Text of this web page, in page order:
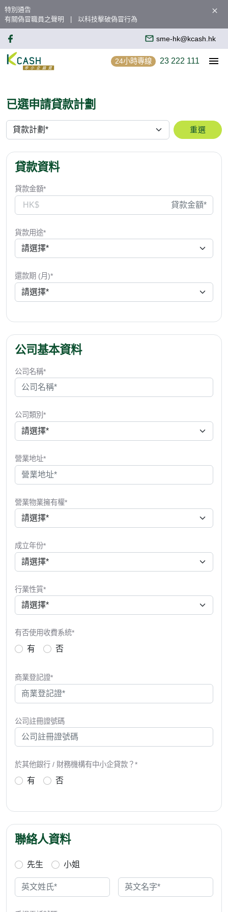
特別通告
有關偽冒職員之聲明
以科技擊破偽冒行為
sme-hk@kcash.hk
24小時專線 23 222 111
已選申請貸款計劃
重選
貸款資料
貸款金額*
HK$
貨款用途*
還款期 (月)*
公司基本資料
公司名稱*
公司類別*
營業地址*
營業物業擁有權*
成立年份*
行業性質*
有否使用收費系統*
有 否
商業登記證*
公司註冊證號碼
於其他銀行 / 財務機構有中小企貸款？*
有 否
聯絡人資料
先生 小姐